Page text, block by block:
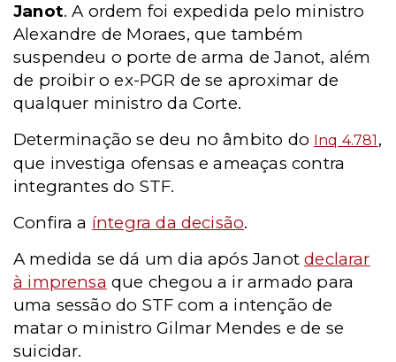
Janot. A ordem foi expedida pelo ministro
Alexandre de Moraes, que também
suspendeu o porte de arma de Janot, além
de proibir o ex-PGR de se aproximar de
qualquer ministro da Corte.
Determinação se deu no âmbito do Inq 4.781 ,
que investiga ofensas e ameaças contra
integrantes do STF.
Confira a íntegra da decisão.
A medida se dá um dia após Janotdeclarar
à imprensa que chegou a ir armado para
uma sessão do STF com a intenção de
matar o ministro Gilmar Mendes e de se
suicidar.